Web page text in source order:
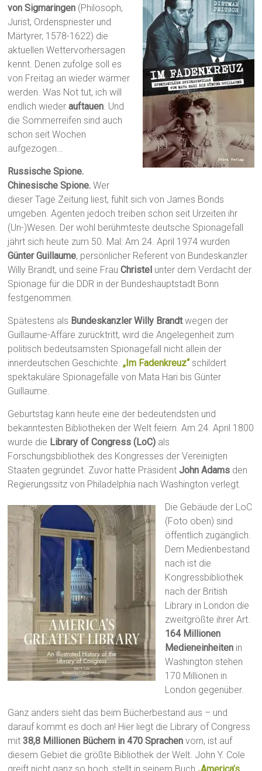
von Sigmaringen (Philosoph,
Jurist, Ordenspriester und
Märtyrer, 1578-1622) die
aktuellen Wettervorhersagen
kennt. Denen zufolge soll es
von Freitag an wieder wärmer
werden. Was Not tut, ich will
endlich wiederauftauen. Und
die Sommerreifen sind auch
schon seit Wochen
aufgezogen…
Russische Spione.
Chinesische Spione. Wer
dieser Tage Zeitung liest, fühlt sich von James Bonds
umgeben. Agenten jedoch treiben schon seit Urzeiten ihr
(Un-)Wesen. Der wohl berühmteste deutsche Spionagefall
jährt sich heute zum 50. Mal: Am 24. April 1974 wurden
Günter Guillaume, persönlicher Referent von Bundeskanzler
Willy Brandt, und seine FrauChristel unter dem Verdacht der
Spionage für die DDR in der Bundeshauptstadt Bonn
festgenommen.
Spätestens als Bundeskanzler Willy Brandtwegen der
Guillaume-Affäre zurücktritt, wird die Angelegenheit zum
politisch bedeutsamsten Spionagefall nicht allein der
innerdeutschen Geschichte.„Im Fadenkreuz“schildert
spektakuläre Spionagefälle von Mata Hari bis Günter
Guillaume.
Geburtstag kann heute eine der bedeutendsten und
bekanntesten Bibliotheken der Welt feiern. Am 24. April 1800
wurde die Library of Congress (LoC) als
Forschungsbibliothek des Kongresses der Vereinigten
Staaten gegründet. Zuvor hatte PräsidentJohn Adams den
Regierungssitz von Philadelphia nach Washington verlegt.
Die Gebäude der LoC
(Foto oben) sind
öffentlich zugänglich.
Dem Medienbestand
nach ist die
Kongressbibliothek
nach der British
Library in London die
zweitgrößte ihrer Art.
164 Millionen
Medieneinheiten in
Washington stehen
170 Millionen in
London gegenüber.
Ganz anders sieht das beim Bücherbestand aus – und
darauf kommt es doch an! Hier liegt die Library of Congress
mit38,8 Millionen Büchern in 470 Sprachen vorn, ist auf
diesem Gebiet die größte Bibliothek der Welt. John Y. Cole